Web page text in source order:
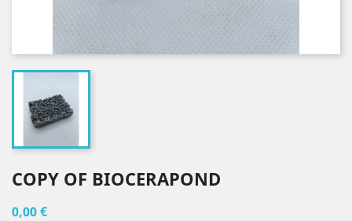
COPY OF BIOCERAPOND
0,00 €